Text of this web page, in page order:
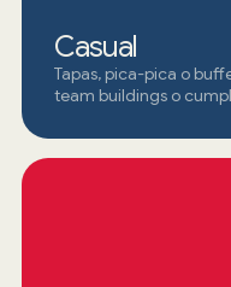
Casual
Tapas, pica-pica o
team buildings o